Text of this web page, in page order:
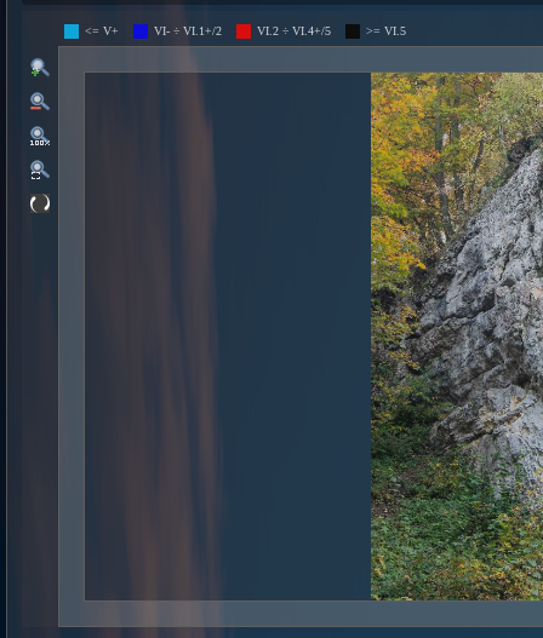
<= V+ VI- ÷ VI.1+/2 VI.2 ÷ VI.4+/5 >= VI.5